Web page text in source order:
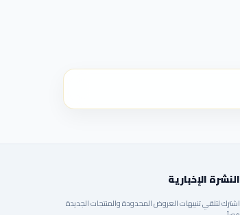
النشرة الإخبارية
اشترك لتلقي تنبيهات العروض المحدودة والمنتجات الجديدة